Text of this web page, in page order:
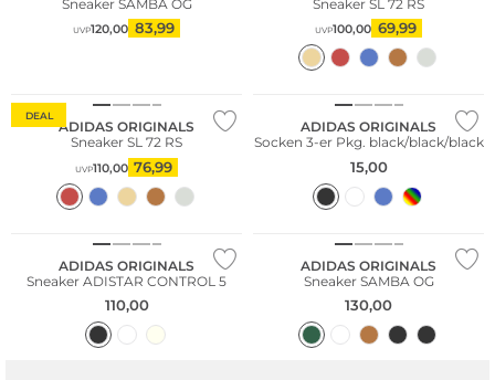
Sneaker SAMBA OG
UVP120,00 83,99
Sneaker SL 72 RS
UVP100,00 69,99
DEAL
ADIDAS ORIGINALS
Sneaker SL 72 RS
UVP110,00 76,99
ADIDAS ORIGINALS
Socken 3-er Pkg. black/black/black
15,00
ADIDAS ORIGINALS
Sneaker ADISTAR CONTROL 5
110,00
ADIDAS ORIGINALS
Sneaker SAMBA OG
130,00